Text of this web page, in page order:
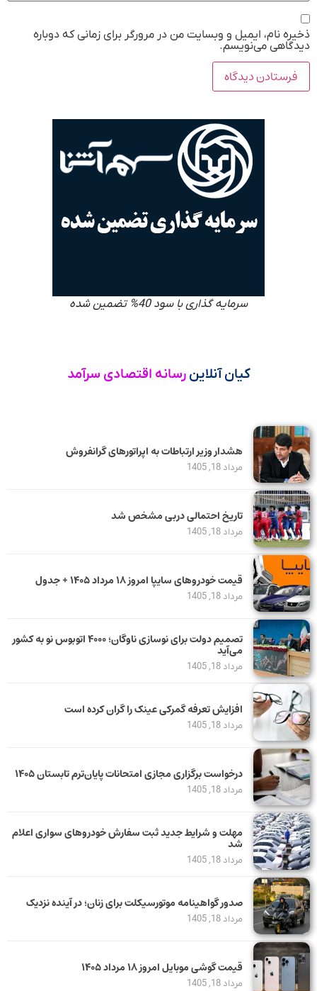
ذخیره نام، ایمیل و وبسایت من در مرورگر برای زمانی که دوباره
دیدگاهی می‌نویسم.
سرمایه گذاری با سود 40% تضمین شده
کیان آنلاین رسانه اقتصادی سرآمد
هشدار وزیر ارتباطات به اپراتورهای گرانفروش
مرداد 18, 1405
تاریخ احتمالی دربی مشخص شد
مرداد 18, 1405
قیمت خودرو‌های سایپا امروز ۱۸ مرداد ۱۴۰۵ + جدول
مرداد 18, 1405
تصمیم دولت برای نوسازی ناوگان؛ ۴۰۰۰ اتوبوس نو به کشور
می‌آید
مرداد 18, 1405
افزایش تعرفه گمرکی عینک را گران کرده است
مرداد 18, 1405
درخواست برگزاری مجازی امتحانات پایان‌ترم تابستان ۱۴۰۵
مرداد 18, 1405
مهلت و شرایط جدید ثبت سفارش خودروهای سواری اعلام
شد
مرداد 18, 1405
صدور گواهینامه موتورسیکلت برای زنان؛ در آینده نزدیک
مرداد 18, 1405
قیمت گوشی موبایل امروز ۱۸ مرداد ۱۴۰۵
مرداد 18, 1405